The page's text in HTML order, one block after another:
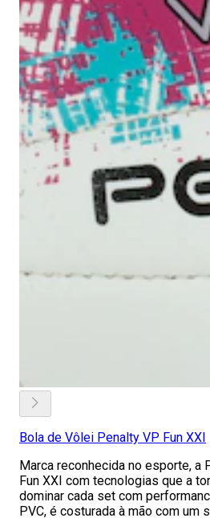
Bola de Vôlei Penalty VP Fun XXI
Marca reconhecida no esporte, a
Fun XXI com tecnologias que a
dominar cada set com
PVC, é costurada à mão com um